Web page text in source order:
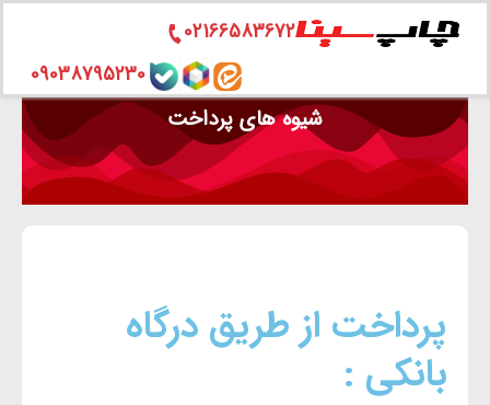
به
محتوا
02166583672
09038795230
شیوه های پرداخت
پرداخت از طریق درگاه
بانکی :